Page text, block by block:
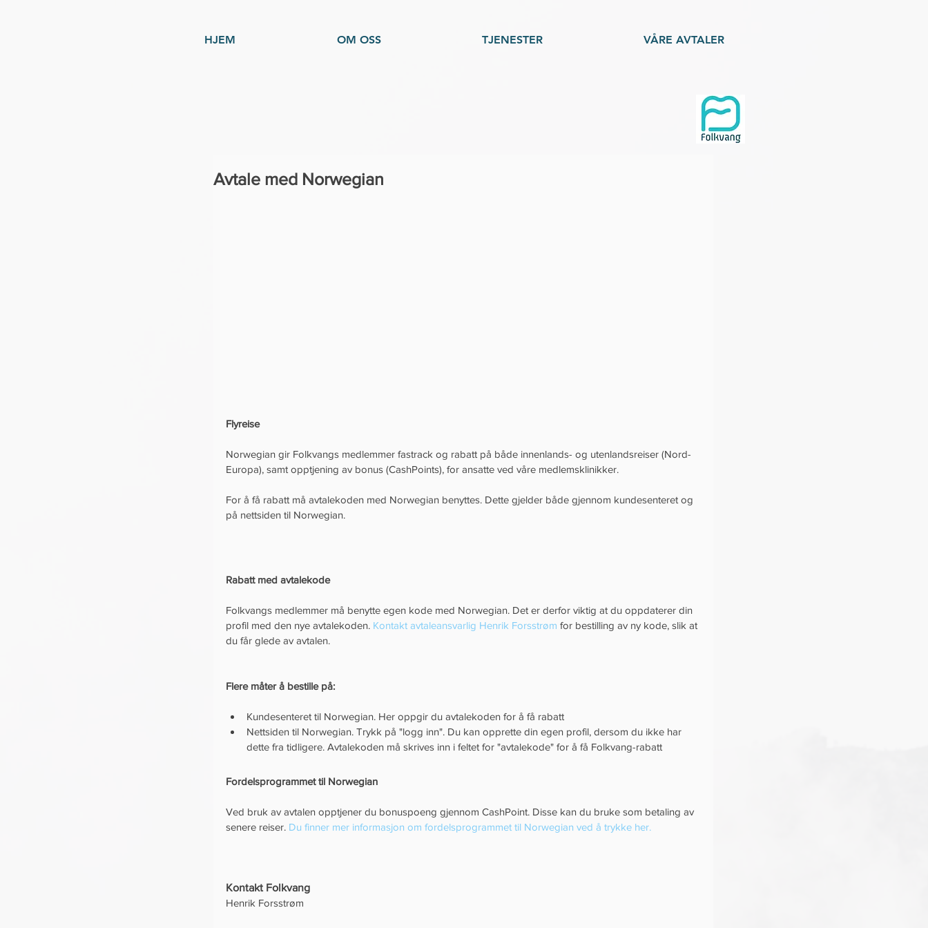
HJEM OM OSS TJENESTER VÅRE AVTALER
Avtale med Norwegian
Flyreise
Norwegian gir Folkvangs medlemmer fastrack og rabatt på både innenlands- og utenlandsreiser (Nord-
Europa), samt opptjening av bonus (CashPoints), for ansatte ved våre medlemsklinikker.
For å få rabatt må avtalekoden med Norwegian benyttes. Dette gjelder både gjennom kundesenteret og
på nettsiden til Norwegian.
Rabatt med avtalekode
Folkvangs medlemmer må benytte egen kode med Norwegian. Det er derfor viktig at du oppdaterer din
profil med den nye avtalekoden. Kontakt avtaleansvarlig Henrik Forsstrøm for bestilling av ny kode, slik at
du får glede av avtalen.
Flere måter å bestille på:
Kundesenteret til Norwegian. Her oppgir du avtalekoden for å få rabatt
Nettsiden til Norwegian. Trykk på "logg inn". Du kan opprette din egen profil, dersom du ikke har
dette fra tidligere. Avtalekoden må skrives inn i feltet for "avtalekode" for å få Folkvang-rabatt
Fordelsprogrammet til Norwegian
Ved bruk av avtalen opptjener du bonuspoeng gjennom CashPoint. Disse kan du bruke som betaling av
senere reiser. Du finner mer informasjon om fordelsprogrammet til Norwegian ved å trykke her.
Kontakt Folkvang
Henrik Forsstrøm